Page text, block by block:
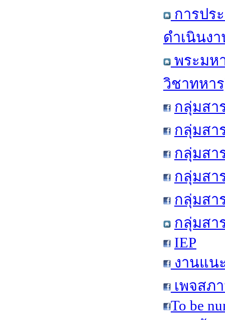
การปร
ดำเนินง
พระมห
วิชาทหา
กลุ่มสา
กลุ่มสา
กลุ่มสา
กลุ่มสา
กลุ่มสา
กลุ่มสา
IEP
งานแน
เพจสภ
To be